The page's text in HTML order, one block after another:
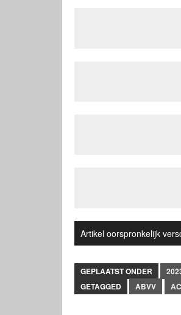
Artikel oorspronkelijk
GEPLAATST ONDER
GETAGGED
ABVV